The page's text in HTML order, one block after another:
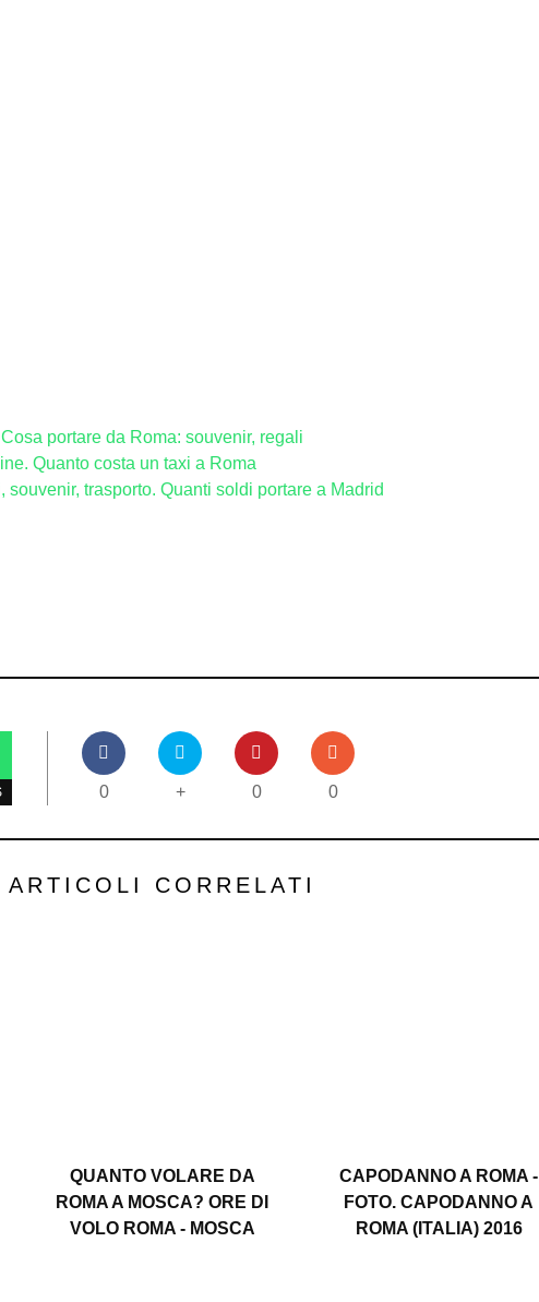
portare da Roma: souvenir, regali
Quanto costa un taxi a Roma
souvenir, trasporto. Quanti soldi portare a Madrid
0 + 0 0
ARTICOLI CORRELATI
QUANTO VOLARE DA
ROMA A MOSCA? ORE DI
VOLO ROMA - MOSCA
CAPODANNO A ROMA -
FOTO. CAPODANNO A
ROMA (ITALIA) 2016